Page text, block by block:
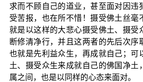
求而不顾自己的道业，甚至面对因违
受苦报，也在所不惜！摄受佛土丝毫
就是以这样的大悲心摄受佛土、摄受
断修清净行，并且这两者的先后次序
也就是先利益众生，再成就自己；可
土、摄受众生来成就自己的佛国净土
属之间，也是以同样的心态来面对。